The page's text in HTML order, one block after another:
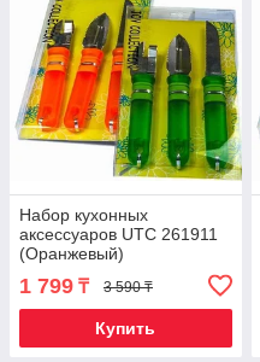
Набор кухонных
аксессуаров UTC 261911
(Оранжевый)
1 799 ₸ 3 590 ₸
Купить